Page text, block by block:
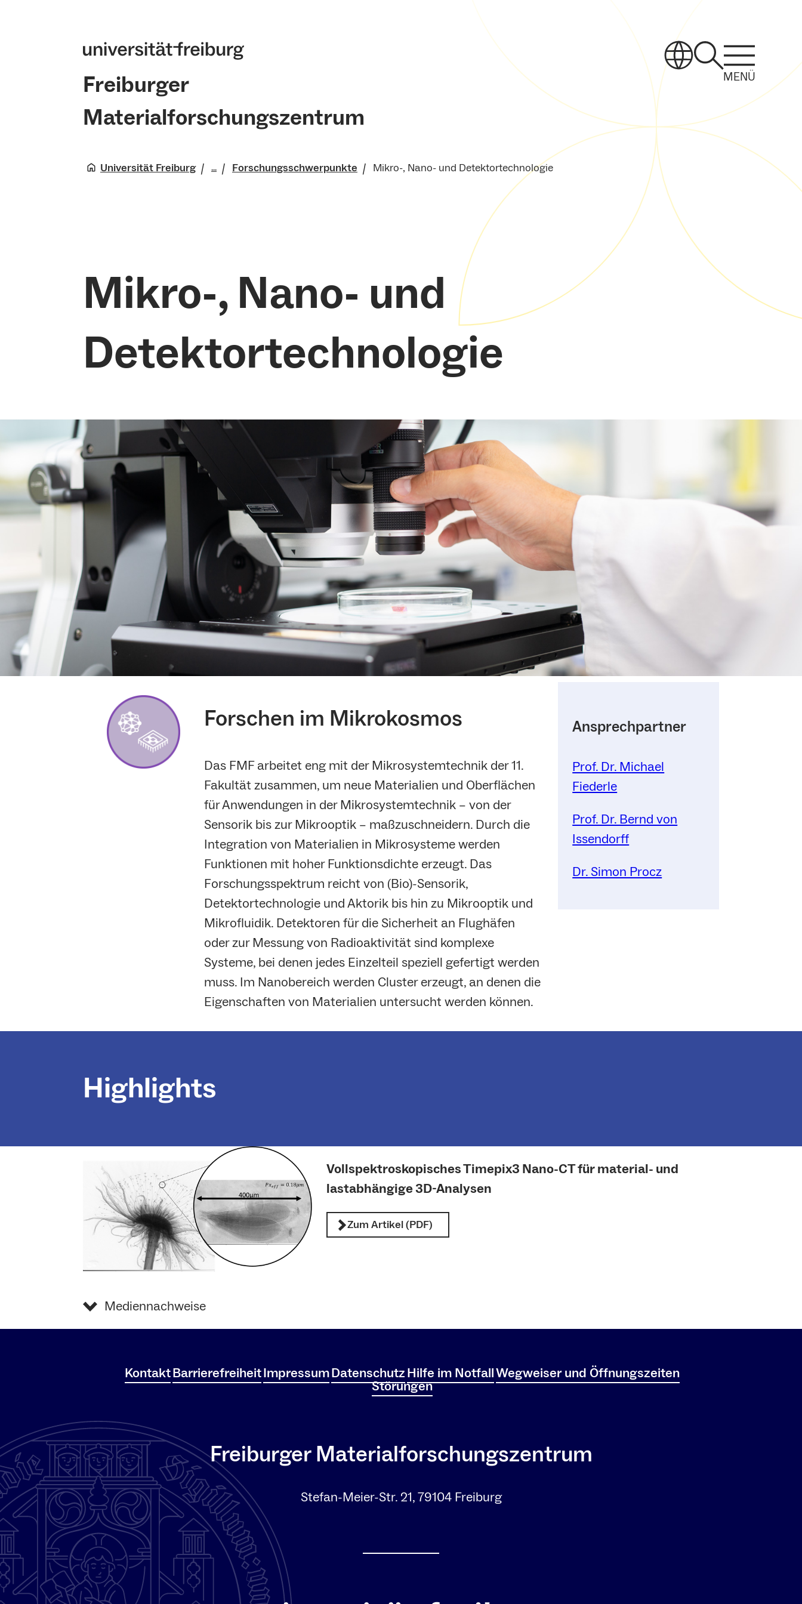
Freiburger
Materialforschungszentrum
MENÜ
Universität Freiburg ... Forschungsschwerpunkte Mikro-, Nano- und Detektortechnologie
Mikro-, Nano- und
Detektortechnologie
Forschen im Mikrokosmos
Das FMF arbeitet eng mit der Mikrosystemtechnik der 11.
Fakultät zusammen, um neue Materialien und Oberflächen
für Anwendungen in der Mikrosystemtechnik – von der
Sensorik bis zur Mikrooptik – maßzuschneidern. Durch die
Integration von Materialien in Mikrosysteme werden
Funktionen mit hoher Funktionsdichte erzeugt. Das
Forschungsspektrum reicht von (Bio)-Sensorik,
Detektortechnologie und Aktorik bis hin zu Mikrooptik und
Mikrofluidik. Detektoren für die Sicherheit an Flughäfen
oder zur Messung von Radioaktivität sind komplexe
Systeme, bei denen jedes Einzelteil speziell gefertigt werden
muss. Im Nanobereich werden Cluster erzeugt, an denen die
Eigenschaften von Materialien untersucht werden können.
Ansprechpartner
Prof. Dr. Michael
Fiederle
Prof. Dr. Bernd von
Issendorff
Dr. Simon Procz
Highlights
Vollspektroskopisches Timepix3 Nano-CT für material- und
lastabhängige 3D-Analysen
Zum Artikel (PDF)
Mediennachweise
KontaktBarrierefreiheitImpressumDatenschutzHilfe im NotfallWegweiser und Öffnungszeiten
Störungen
Freiburger Materialforschungszentrum
Stefan-Meier-Str. 21, 79104 Freiburg